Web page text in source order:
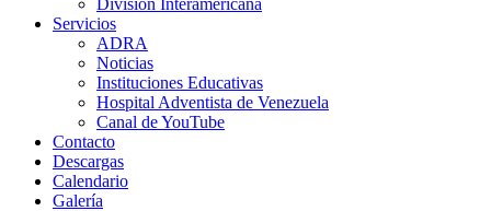
Servicios
ADRA
Noticias
Instituciones Educativas
Hospital Adventista de Venezuela
Canal de YouTube
Contacto
Descargas
Calendario
Galería